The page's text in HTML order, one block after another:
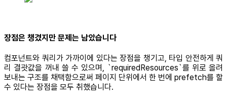
장점은 챙겼지만 문제는 남았습니다
컴포넌트와 쿼리가 가까이에 있다는 장점을 챙기고, 타입 안전하게 쿼
리 결괏값을 꺼내 쓸 수 있으며, `requiredResources`를 위로 올려
보내는 구조를 채택함으로써 페이지 단위에서 한 번에 prefetch를 할
수 있다는 장점을 모두 취했습니다.